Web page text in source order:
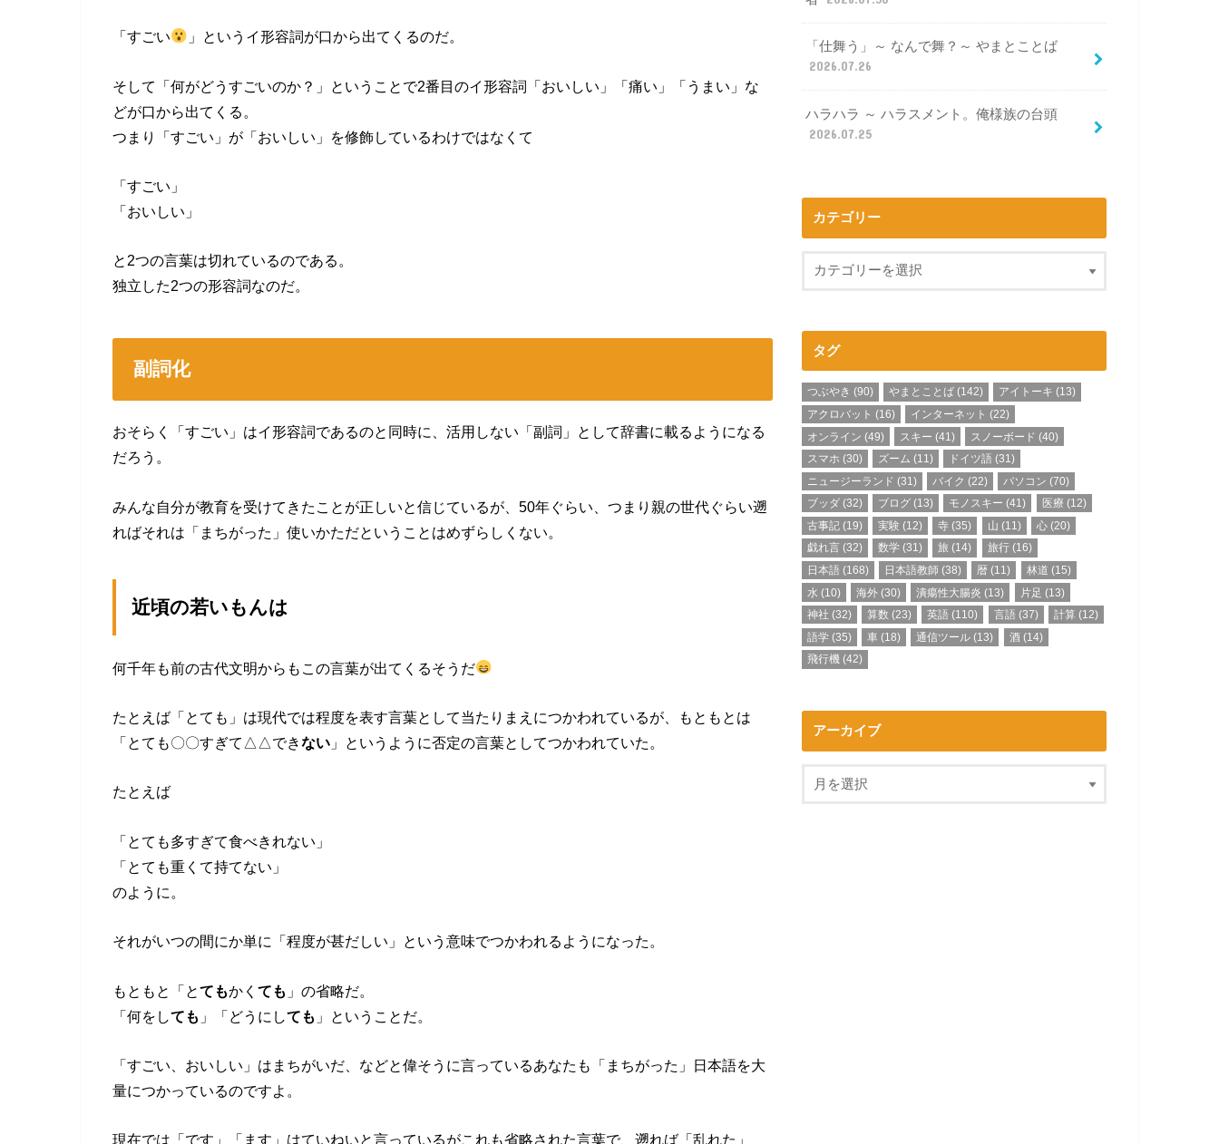
「すごい 」というイ形容詞が口から出てくるのだ。
そして「何がどうすごいのか？」ということで2番目のイ形容詞「おいしい」「痛い」「うまい」な
どが口から出てくる。
つまり「すごい」が「おいしい」を修飾しているわけではなくて
「すごい」
「おいしい」
と2つの言葉は切れているのである。
独立した2つの形容詞なのだ。
副詞化
おそらく「すごい」はイ形容詞であるのと同時に、活用しない「副詞」として辞書に載るようになる
だろう。
みんな自分が教育を受けてきたことが正しいと信じているが、50年ぐらい、つまり親の世代ぐらい遡
ればそれは「まちがった」使いかただということはめずらしくない。
近頃の若いもんは
何千年も前の古代文明からもこの言葉が出てくるそうだ
たとえば「とても」は現代では程度を表す言葉として当たりまえにつかわれているが、もともとは
「とても〇〇すぎて△△できない 」というように否定の言葉としてつかわれていた。
たとえば
「とても多すぎて食べきれない」
「とても重くて持てない」
のように。
それがいつの間にか単に「程度が甚だしい」という意味でつかわれるようになった。
もともと「とてもかく ても 」の省略だ。
「何をしても 」「どうにしても 」ということだ。
「すごい、おいしい」はまちがいだ、などと偉そうに言っているあなたも「まちがった」日本語を大
量につかっているのですよ。
現在では「です」「ます」はていねいと言っているがこれも省略された言葉で、遡れば「乱れた」
「仕舞う」～ なんで舞？～ やまとことば
2026.07.26
ハラハラ ～ ハラスメント。俺様族の台頭
2026.07.25
カテゴリー
タグ
つぶやき (90) やまとことば (142) アイトーキ (13)
アクロバット (16) インターネット (22)
オンライン (49) スキー (41) スノーボード (40)
スマホ (30) ズーム (11) ドイツ語 (31)
ニュージーランド (31) バイク (22) パソコン (70)
ブッダ (32) ブログ (13) モノスキー (41) 医療 (12)
古事記 (19) 実験 (12) 寺 (35) 山 (11) 心(20)
戯れ言 (32) 数学 (31) 旅 (14) 旅行(16)
日本語 (168) 日本語教師 (38) 暦 (11) 林道 (15)
水 (10) 海外 (30) 潰瘍性大腸炎 (13) 片足 (13)
神社 (32) 算数 (23) 英語 (110) 言語 (37) 計算 (12)
語学 (35) 車 (18) 通信ツール (13) 酒(14)
飛行機 (42)
アーカイブ